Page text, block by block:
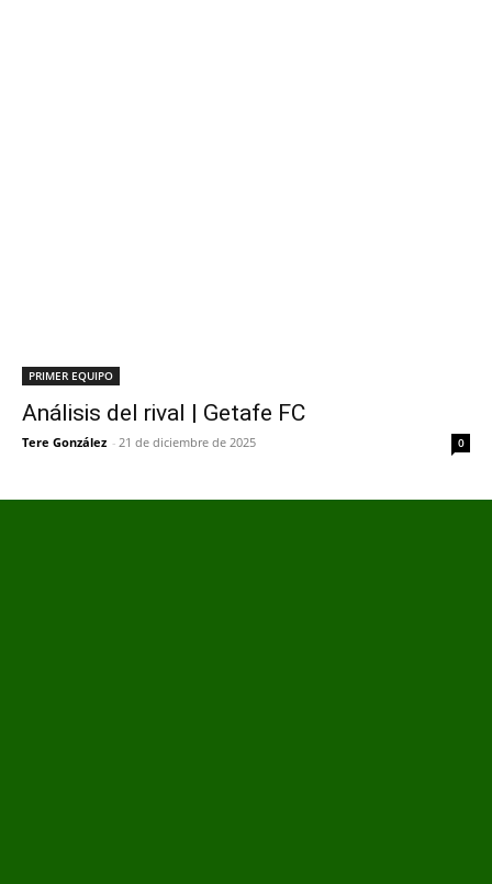
PRIMER EQUIPO
Análisis del rival | Getafe FC
Tere González - 21 de diciembre de 2025 0